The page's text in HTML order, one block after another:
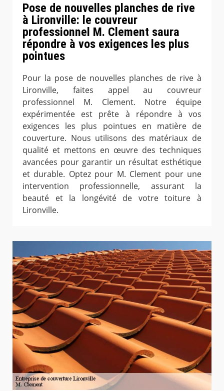
Pose de nouvelles planches de rive
à Lironville: le couvreur
professionnel M. Clement saura
répondre à vos exigences les plus
pointues
Pour la pose de nouvelles planches de rive à
Lironville, faites appel au couvreur
professionnel M. Clement. Notre équipe
expérimentée est prête à répondre à vos
exigences les plus pointues en matière de
couverture. Nous utilisons des matériaux de
qualité et mettons en œuvre des techniques
avancées pour garantir un résultat esthétique
et durable. Optez pour M. Clement pour une
intervention professionnelle, assurant la
beauté et la longévité de votre toiture à
Lironville.